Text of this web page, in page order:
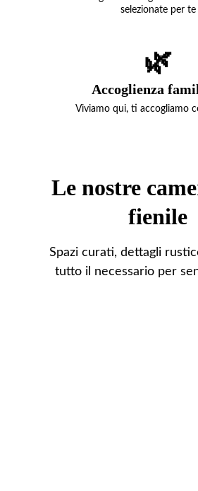
selezionate per te
Viviamo qui, ti accogliamo
Accoglienza
🌿
Le nostre
fienile
Spazi curati, dettagli
tutto il necessario per